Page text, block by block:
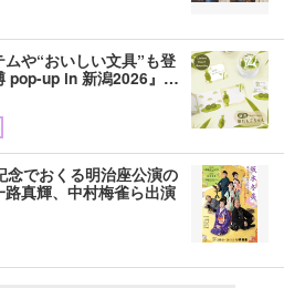
や“おいしい文具”も登
pop-up in 新潟2026』…
でおくる明治座公演の
真輝、中村梅雀ら出演